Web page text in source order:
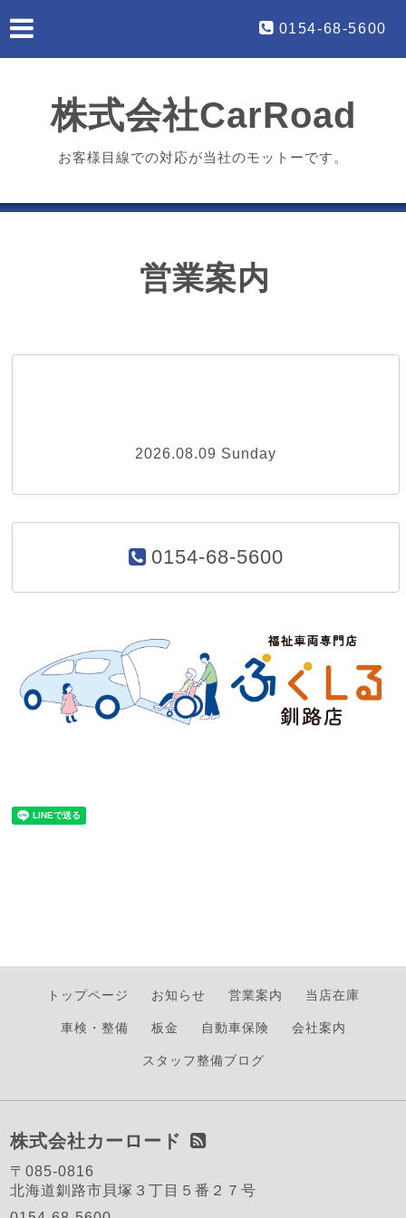
0154-68-5600
株式会社CarRoad
お客様目線での対応が当社のモットーです。
営業案内
2026.08.09 Sunday
0154-68-5600
トップページ お知らせ 営業案内 当店在庫
車検・整備 板金 自動車保険 会社案内
スタッフ整備ブログ
株式会社カーロード
〒085-0816
北海道釧路市貝塚３丁目５番２７号